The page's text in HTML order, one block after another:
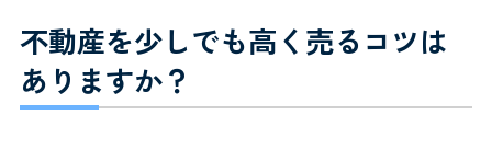
不動産を少しでも高く売るコツは
ありますか？